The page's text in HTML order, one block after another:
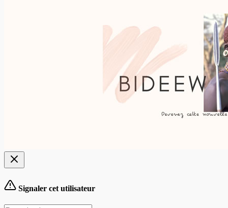
Signaler cet utilisateur